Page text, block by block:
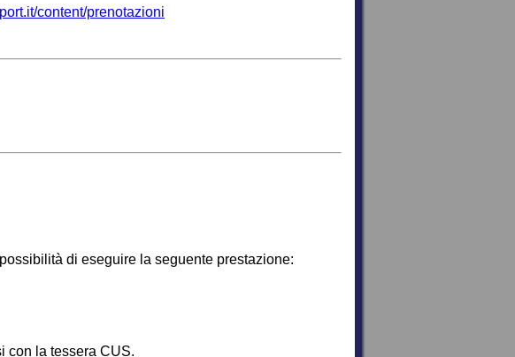
content/prenotazioni
di eseguire la seguente prestazione:
con la tessera CUS.